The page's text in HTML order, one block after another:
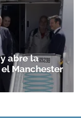
abre la
Manchester